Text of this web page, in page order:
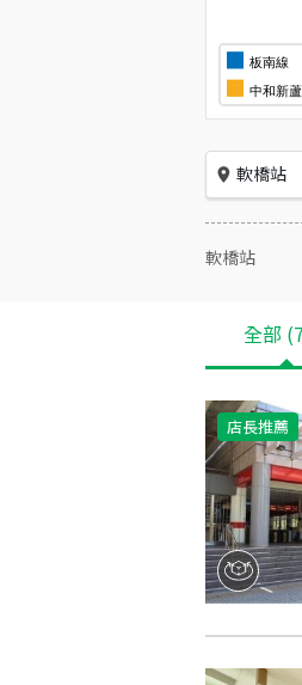
軟橋站
軟橋站
全部
店長推薦